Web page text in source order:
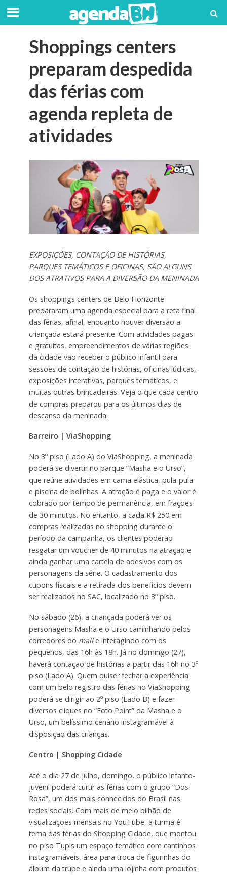
Shoppings centers
preparam despedida
das férias com
agenda repleta de
atividades
EXPOSIÇÕES, CONTAÇÃO DE HISTÓRIAS,
PARQUES TEMÁTICOS E OFICINAS, SÃO ALGUNS
DOS ATRATIVOS PARA A DIVERSÃO DA MENINADA
Os shoppings centers de Belo Horizonte
prepararam uma agenda especial para a reta final
das férias, afinal, enquanto houver diversão a
criançada estará presente. Com atividades pagas
e gratuitas, empreendimentos de várias regiões
da cidade vão receber o público infantil para
sessões de contação de histórias, oficinas lúdicas,
exposições interativas, parques temáticos, e
muitas outras brincadeiras. Veja o que cada centro
de compras preparou para os últimos dias de
descanso da meninada:
Barreiro | ViaShopping
No 3º piso (Lado A) do ViaShopping, a meninada
poderá se divertir no parque “Masha e o Urso”,
que reúne atividades em cama elástica, pula-pula
e piscina de bolinhas. A atração é paga e o valor é
cobrado por tempo de permanência, em frações
de 30 minutos. No entanto, a cada R$ 250 em
compras realizadas no shopping durante o
período da campanha, os clientes poderão
resgatar um voucher de 40 minutos na atração e
ainda ganhar uma cartela de adesivos com os
personagens da série. O cadastramento dos
cupons fiscais e a retirada dos benefícios devem
ser realizados no SAC, localizado no 3º piso.
No sábado (26), a criançada poderá ver os
personagens Masha e o Urso caminhando pelos
corredores do malle interagindo com os
pequenos, das 16h às 18h. Já no domingo (27),
haverá contação de histórias a partir das 16h no 3º
piso (Lado A). Quem quiser fechar a experiência
com um belo registro das férias no ViaShopping
poderá se dirigir ao 2º piso (Lado B) e fazer
diversos cliques no “Foto Point” da Masha e o
Urso, um belíssimo cenário instagramável à
disposição das crianças.
Centro | Shopping Cidade
Até o dia 27 de julho, domingo, o público infanto-
juvenil poderá curtir as férias com o grupo “Dos
Rosa”, um dos mais conhecidos do Brasil nas
redes sociais. Com mais de meio bilhão de
visualizações mensais no YouTube, a turma é
tema das férias do Shopping Cidade, que montou
no piso Tupis um espaço temático com cantinhos
instagramáveis, área para troca de figurinhas do
álbum da trupe e ainda uma lojinha com produtos